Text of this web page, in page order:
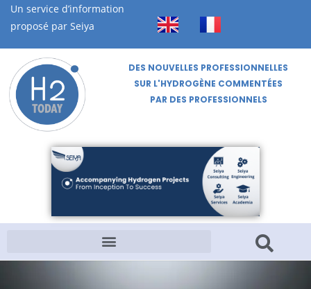
Un service d’information
proposé par Seiya
DES NOUVELLES PROFESSIONNELLES
SUR L'HYDROGÈNE COMMENTÉES
PAR DES PROFESSIONNELS